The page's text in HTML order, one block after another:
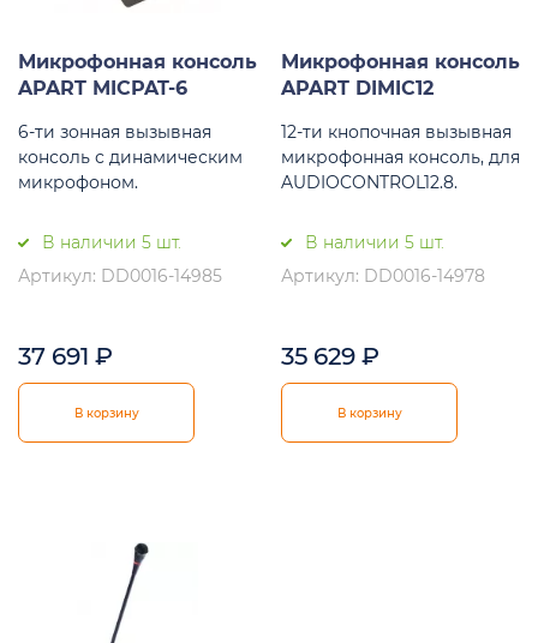
Микрофонная консоль
APART MICPAT-6
6-ти зонная вызывная
консоль с динамическим
микрофоном.
В наличии 5 шт.
Артикул: DD0016-14985
37 691 ₽
В корзину
Микрофонная консоль
APART DIMIC12
12-ти кнопочная вызывная
микрофонная консоль, для
AUDIOCONTROL12.8.
В наличии 5 шт.
Артикул: DD0016-14978
35 629 ₽
В корзину